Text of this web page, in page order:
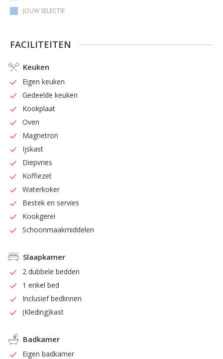
JOUW SELECTIE
FACILITEITEN
Keuken
Eigen keuken
Gedeelde keuken
Kookplaat
Oven
Magnetron
Ijskast
Diepvries
Koffiezet
Waterkoker
Bestek en servies
Kookgerei
Schoonmaakmiddelen
Slaapkamer
2 dubbele bedden
1 enkel bed
Inclusief bedlinnen
(Kleding)kast
Badkamer
Eigen badkamer